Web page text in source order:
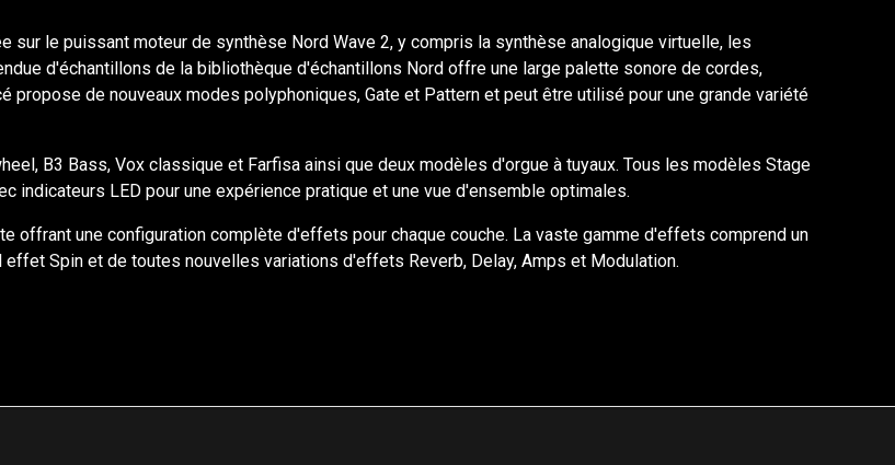
le puissant moteur de synthèse Nord Wave 2, y compris la synthèse analogique virtuelle, les
d'échantillons de la bibliothèque d'échantillons Nord offre une large palette sonore de cordes,
de nouveaux modes polyphoniques, Gate et Pattern et peut être utilisé pour une grande variété
B3 Bass, Vox classique et Farfisa ainsi que deux modèles d'orgue à tuyaux. Tous les modèles Stage
indicateurs LED pour une expérience pratique et une vue d'ensemble optimales.
offrant une configuration complète d'effets pour chaque couche. La vaste gamme d'effets comprend un
Spin et de toutes nouvelles variations d'effets Reverb, Delay, Amps et Modulation.